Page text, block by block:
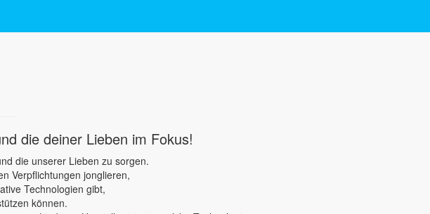
die deiner Lieben im Fokus!
die unserer Lieben zu sorgen.
Verpflichtungen jonglieren,
Technologien gibt,
können.